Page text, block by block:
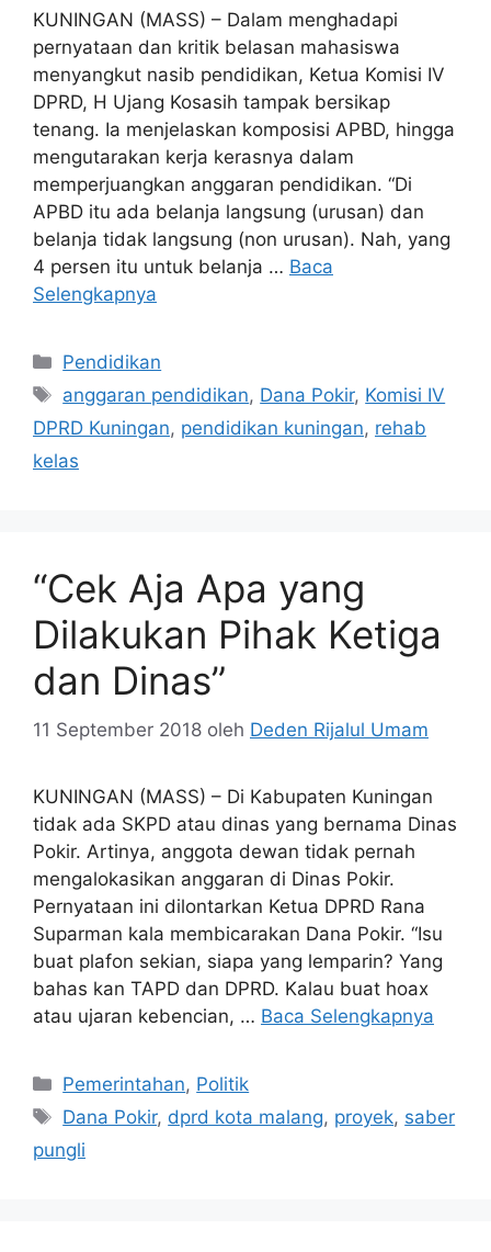
KUNINGAN (MASS) – Dalam menghadapi
pernyataan dan kritik belasan mahasiswa
menyangkut nasib pendidikan, Ketua Komisi IV
DPRD, H Ujang Kosasih tampak bersikap
tenang. Ia menjelaskan komposisi APBD, hingga
mengutarakan kerja kerasnya dalam
memperjuangkan anggaran pendidikan. “Di
APBD itu ada belanja langsung (urusan) dan
belanja tidak langsung (non urusan). Nah, yang
4 persen itu untuk belanja … Baca
Selengkapnya
Kategori
Pendidikan
Tag
anggaran pendidikan, Dana Pokir, Komisi IV
DPRD Kuningan, pendidikan kuningan, rehab
kelas
“Cek Aja Apa yang
Dilakukan Pihak Ketiga
dan Dinas”
11 September 2018 oleh Deden Rijalul Umam
KUNINGAN (MASS) – Di Kabupaten Kuningan
tidak ada SKPD atau dinas yang bernama Dinas
Pokir. Artinya, anggota dewan tidak pernah
mengalokasikan anggaran di Dinas Pokir.
Pernyataan ini dilontarkan Ketua DPRD Rana
Suparman kala membicarakan Dana Pokir. “Isu
buat plafon sekian, siapa yang lemparin? Yang
bahas kan TAPD dan DPRD. Kalau buat hoax
atau ujaran kebencian, … Baca Selengkapnya
Kategori
Pemerintahan, Politik
Tag
Dana Pokir, dprd kota malang, proyek, saber
pungli